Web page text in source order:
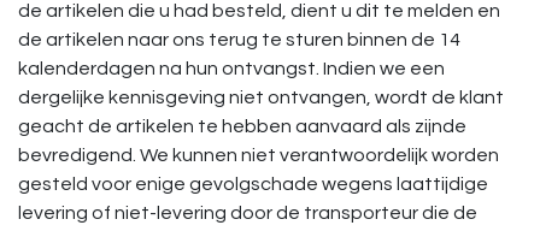
de artikelen die u had besteld, dient u dit te melden en
de artikelen naar ons terug te sturen binnen de 14
kalenderdagen na hun ontvangst. Indien we een
dergelijke kennisgeving niet ontvangen, wordt de klant
geacht de artikelen te hebben aanvaard als zijnde
bevredigend. We kunnen niet verantwoordelijk worden
gesteld voor enige gevolgschade wegens laattijdige
levering of niet-levering door de transporteur die de